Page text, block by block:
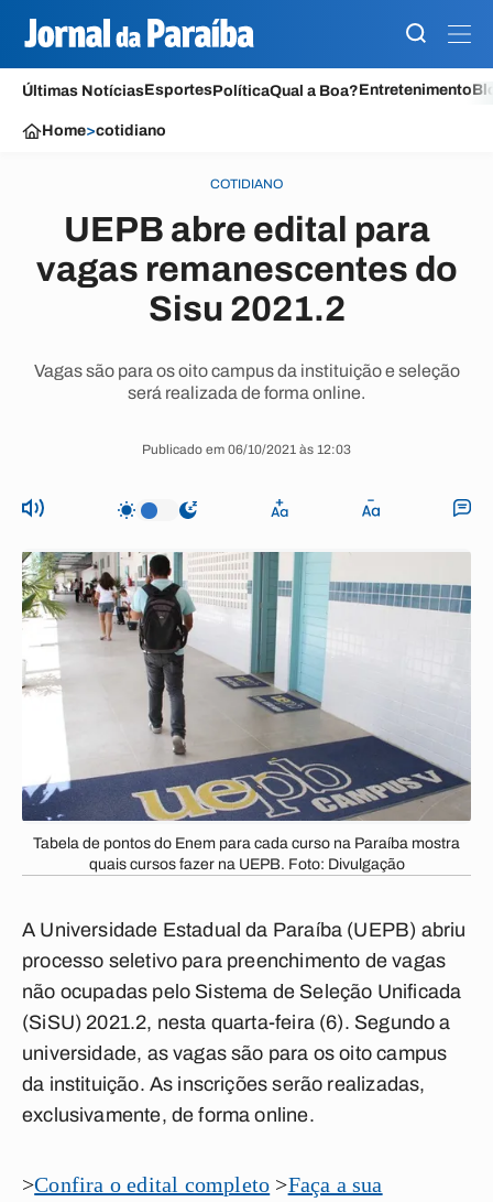
Últimas NotíciasEsportesPolíticaQual a Boa?Entretenimento
Home>cotidiano
COTIDIANO
UEPB abre edital para
vagas remanescentes do
Sisu 2021.2
Vagas são para os oito campus da instituição e seleção
será realizada de forma online.
Publicado em 06/10/2021 às 12:03
Tabela de pontos do Enem para cada curso na Paraíba mostra
quais cursos fazer na UEPB. Foto: Divulgação
A Universidade Estadual da Paraíba (UEPB) abriu
processo seletivo para preenchimento de vagas
não ocupadas pelo Sistema de Seleção Unificada
(SiSU) 2021.2, nesta quarta-feira (6). Segundo a
universidade, as vagas são para os oito campus
da instituição. As inscrições serão realizadas,
exclusivamente, de forma online.
>Confira o edital completo >Faça a sua